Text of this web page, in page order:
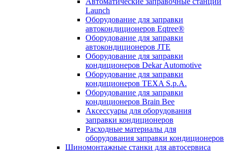
Launch
Оборудование для заправки
автокондиционеров Eqtree®
Оборудование для заправки
автокондиционеров JTE
Оборудование для заправки
кондиционеров Dekar Automotive
Оборудование для заправки
кондиционеров TEXA S.p.A.
Оборудование для заправки
кондиционеров Brain Bee
Аксессуары для оборудования
заправки кондиционеров
Расходные материалы для
оборудования заправки кондиционеров
Шиномонтажные станки для автосервиса